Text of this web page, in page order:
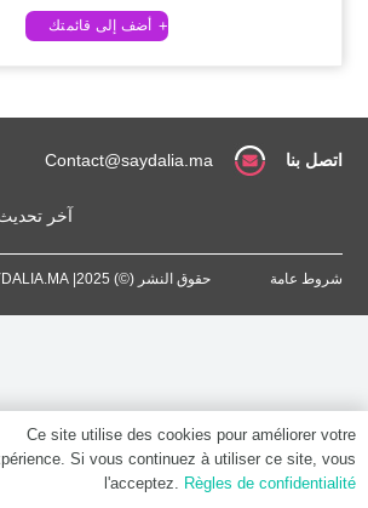
اتصل بنا Contact@saydalia.ma
آخر تحديث
شروط عامة حقوق النشر (©) 2025| SAYDALIA.MA
Ce site utilise des cookies pour améliorer votre
Si vous continuez à utiliser ce site, vous
l'acceptez. Règles de confidentialité